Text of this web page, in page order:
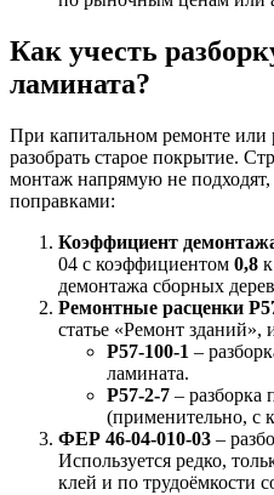
Как учесть
ламината?
При капитальном ремонте или
разобрать старое покрытие.
монтаж напрямую не подходят,
поправками:
Коэффициент
04 с коэффициентом 0,8
демонтажа сборных
Ремонтные расценки
статье «Ремонт зданий»,
Р57-100-1 –
ламината.
Р57-2-7 – разборка
(применительно, с
ФЕР 46-04-010-03 –
Используется редко,
клей и по трудоёмкости